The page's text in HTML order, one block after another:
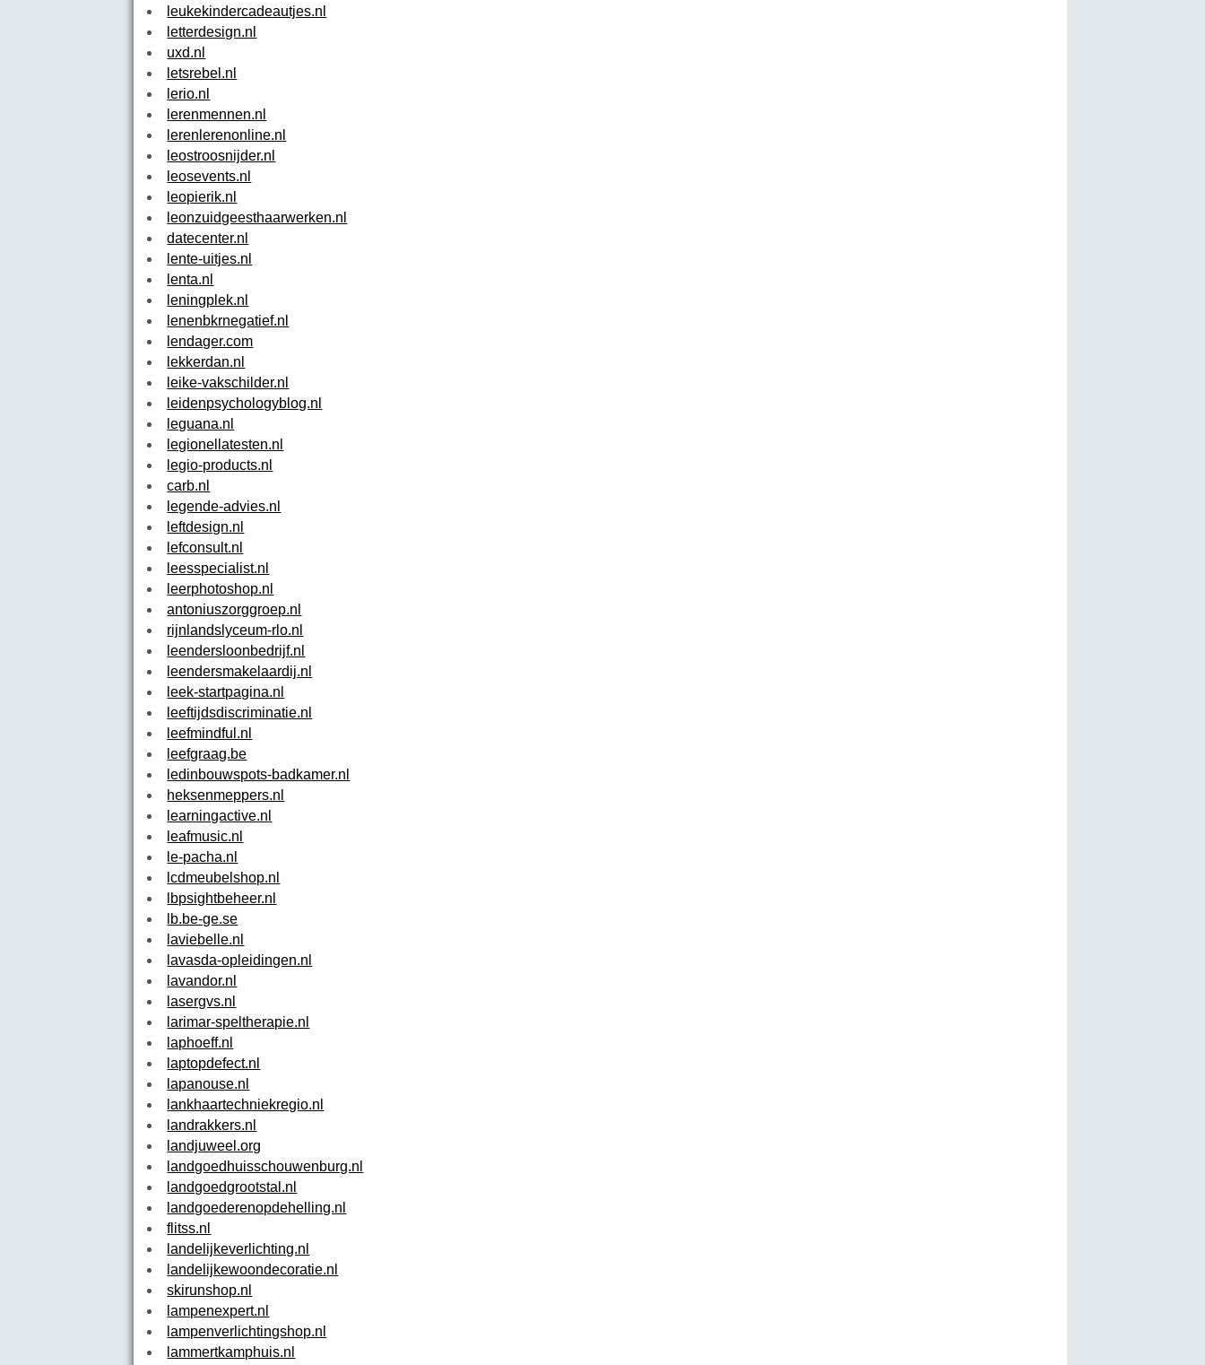
leukekindercadeautjes.nl
letterdesign.nl
uxd.nl
letsrebel.nl
lerio.nl
lerenmennen.nl
lerenlerenonline.nl
leostroosnijder.nl
leosevents.nl
leopierik.nl
leonzuidgeesthaarwerken.nl
datecenter.nl
lente-uitjes.nl
lenta.nl
leningplek.nl
lenenbkrnegatief.nl
lendager.com
lekkerdan.nl
leike-vakschilder.nl
leidenpsychologyblog.nl
leguana.nl
legionellatesten.nl
legio-products.nl
carb.nl
legende-advies.nl
leftdesign.nl
lefconsult.nl
leesspecialist.nl
leerphotoshop.nl
antoniuszorggroep.nl
rijnlandslyceum-rlo.nl
leendersloonbedrijf.nl
leendersmakelaardij.nl
leek-startpagina.nl
leeftijdsdiscriminatie.nl
leefmindful.nl
leefgraag.be
ledinbouwspots-badkamer.nl
heksenmeppers.nl
learningactive.nl
leafmusic.nl
le-pacha.nl
lcdmeubelshop.nl
lbpsightbeheer.nl
lb.be-ge.se
laviebelle.nl
lavasda-opleidingen.nl
lavandor.nl
lasergvs.nl
larimar-speltherapie.nl
laphoeff.nl
laptopdefect.nl
lapanouse.nl
lankhaartechniekregio.nl
landrakkers.nl
landjuweel.org
landgoedhuisschouwenburg.nl
landgoedgrootstal.nl
landgoederenopdehelling.nl
flitss.nl
landelijkeverlichting.nl
landelijkewoondecoratie.nl
skirunshop.nl
lampenexpert.nl
lampenverlichtingshop.nl
lammertkamphuis.nl